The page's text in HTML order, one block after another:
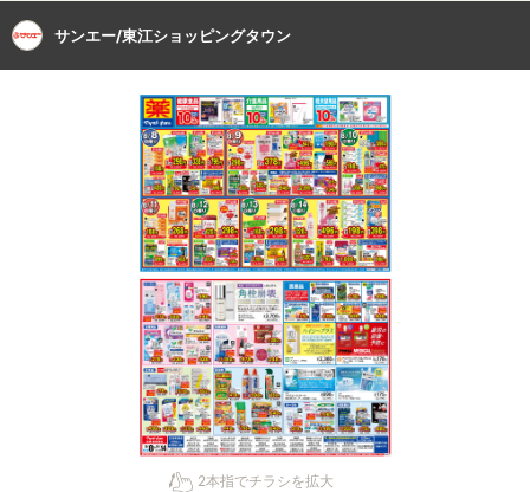
サンエー/東江ショッピングタウン
2本指でチラシを拡大